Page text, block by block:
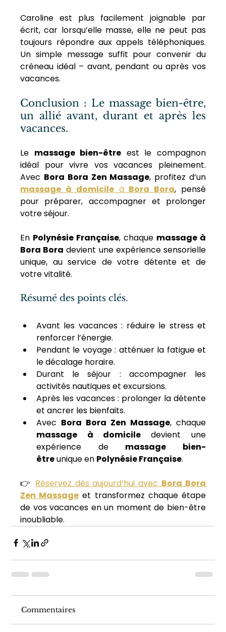
Caroline est plus facilement joignable par
écrit, car lorsqu’elle masse, elle ne peut pas
toujours répondre aux appels téléphoniques.
Un simple message suffit pour convenir du
créneau idéal – avant, pendant ou après vos
vacances.
Conclusion : Le massage bien-être,
un allié avant, durant et après les
vacances.
Le massage bien-être est le compagnon
idéal pour vivre vos vacances pleinement.
Avec Bora Bora Zen Massage
, profitez d’un
massage à domicile à Bora Bora, pensé
pour préparer, accompagner et prolonger
votre séjour.
En Polynésie Française, chaque massage à
Bora Bora devient une expérience sensorielle
unique, au service de votre détente et de
votre vitalité.
Résumé des points clés.
Avant les vacances : réduire le stress et
renforcer l’énergie.
Pendant le voyage : atténuer la fatigue et
le décalage horaire.
Durant le séjour : accompagner les
activités nautiques et excursions.
Après les vacances : prolonger la détente
et ancrer les bienfaits.
Avec Bora Bora Zen Massage
massage à domicile devient une
expérience de massage bien-
être unique en Polynésie Française.
👉 Réservez dès aujourd’hui avec Bora Bora
Zen Massage et transformez chaque étape
de vos vacances en un moment de bien-être
inoubliable.
Commentaires